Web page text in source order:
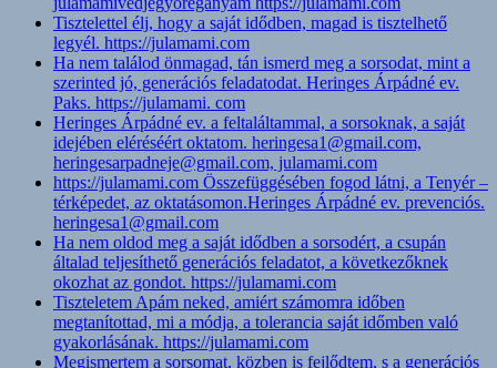
Tisztelettel élj, hogy a saját idődben, magad is tisztelhető
legyél. https://julamami.com
Ha nem találod önmagad, tán ismerd meg a sorsodat, mint a
szerinted jó, generációs feladatodat. Heringes Árpádné ev.
Paks. https://julamami. com
Heringes Árpádné ev. a feltaláltammal, a sorsoknak, a saját
idejében eléréséért oktatom. heringesa1@gmail.com,
heringesarpadneje@gmail.com, julamami.com
https://julamami.com Összefüggésében fogod látni, a Tenyér –
térképedet, az oktatásomon.Heringes Árpádné ev. prevenciós.
heringesa1@gmail.com
Ha nem oldod meg a saját idődben a sorsodért, a csupán
általad teljesíthető generációs feladatot, a következőknek
okozhat az gondot. https://julamami.com
Tiszteletem Apám neked, amiért számomra időben
megtanítottad, mi a módja, a tolerancia saját időmben való
gyakorlásának. https://julamami.com
Megismertem a sorsomat, közben is fejlődtem, s a generációs